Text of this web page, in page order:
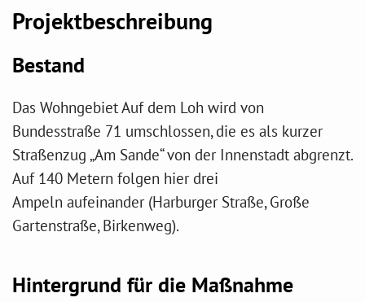
Projektbeschreibung
Bestand
Das Wohngebiet Auf dem Loh wird von
Bundesstraße 71 umschlossen, die es als kurzer
Straßenzug „Am Sande“ von der Innenstadt abgrenzt.
Auf 140 Metern folgen hier drei
Ampeln aufeinander (Harburger Straße, Große
Gartenstraße, Birkenweg).
Hintergrund für die Maßnahme